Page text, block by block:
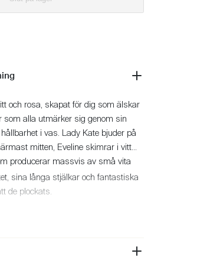
och rosa, skapat för dig som älskar
som alla utmärker sig genom sin
i vas. Lady Kate bjuder på
mitten, Eveline skimrar i vitt
producerar massvis av små vita
sina långa stjälkar och fantastiska
de plockats.